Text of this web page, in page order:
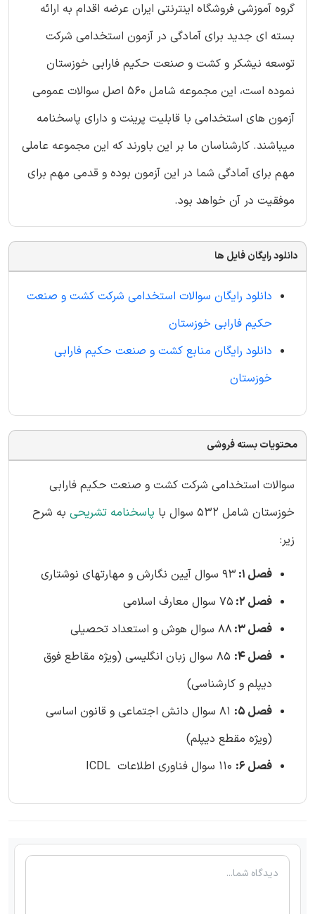
گروه آموزشی فروشگاه اینترنتی ایران عرضه اقدام به ارائه
بسته ای جدید برای آمادگی در آزمون استخدامی شرکت
توسعه نیشکر و کشت و صنعت حکیم فارابی خوزستان
نموده است، این مجموعه شامل 560 اصل سوالات عمومی
آزمون های استخدامی با قابلیت پرینت و دارای پاسخنامه
میباشند. کارشناسان ما بر این باورند که این مجموعه عاملی
مهم برای آمادگی شما در این آزمون بوده و قدمی مهم برای
موفقیت در آن خواهد بود.
دانلود رایگان فایل ها
دانلود رایگان سوالات استخدامی شرکت کشت و صنعت
حکیم فارابی خوزستان
دانلود رایگان منابع کشت و صنعت حکیم فارابی
خوزستان
محتویات بسته فروشی
سوالات استخدامی شرکت کشت و صنعت حکیم فارابی
خوزستان شامل 532 سوال با
پاسخنامه تشریحی به شرح
زیر:
فصل 1:
93 سوال آیین نگارش و مهارتهای نوشتاری
فصل 2:
75 سوال معارف اسلامی
فصل 3:
88 سوال هوش و استعداد تحصیلی
فصل 4:
85 سوال زبان انگلیسی (ویژه مقاطع فوق
دیپلم و کارشناسی)
فصل 5:
81 سوال دانش اجتماعی و قانون اساسی
(ویژه مقطع دیپلم)
فصل 6: